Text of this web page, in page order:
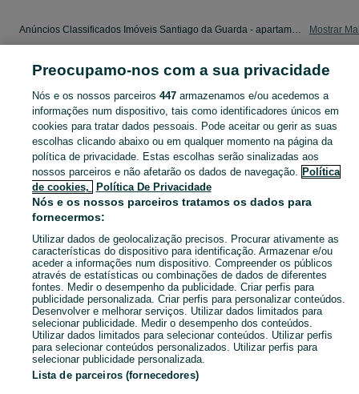
Anúncios Classificados Imóveis Santiago da Guarda - apartamentos, casas para arrendar, para vender. Veja os anúncios ou publique o seu anúncio de Imóveis grátis no OLX. Mostrar
Mapa do site
Mapa de mini-sites
Pesquisas populares
Preocupamo-nos com a sua privacidade
Nós e os nossos parceiros 447armazenamos e/ou acedemos a
informações num dispositivo, tais como identificadores únicos em
cookies para tratar dados pessoais. Pode aceitar ou gerir as suas
escolhas clicando abaixo ou em qualquer momento na página da
política de privacidade. Estas escolhas serão sinalizadas aos
nossos parceiros e não afetarão os dados de navegação. Política
de cookies,
Política De Privacidade
Nós e os nossos parceiros tratamos os dados para
fornecermos:
Utilizar dados de geolocalização precisos. Procurar ativamente as
características do dispositivo para identificação. Armazenar e/ou
aceder a informações num dispositivo. Compreender os públicos
através de estatísticas ou combinações de dados de diferentes
fontes. Medir o desempenho da publicidade. Criar perfis para
publicidade personalizada. Criar perfis para personalizar conteúdos.
Desenvolver e melhorar serviços. Utilizar dados limitados para
selecionar publicidade. Medir o desempenho dos conteúdos.
Utilizar dados limitados para selecionar conteúdos. Utilizar perfis
para selecionar conteúdos personalizados. Utilizar perfis para
selecionar publicidade personalizada.
Lista de parceiros (fornecedores)